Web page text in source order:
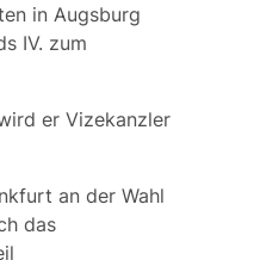
in Augsburg
IV. zum
er Vizekanzler
an der Wahl
das